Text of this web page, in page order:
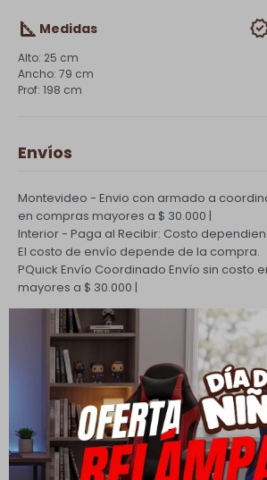
Medidas
25 cm
79 cm
198 cm
Envíos
Montevideo - Envio con armado a
en compras mayores a $ 30.000 |
Interior - Paga al Recibir: Costo
El costo de envío depende de la compra.
PQuick Envío Coordinado Envío sin costo
mayores a $ 30.000 |
Cambios y Devoluciones
Todas las compras realizadas tienen un
Ver mas
Medios de pago